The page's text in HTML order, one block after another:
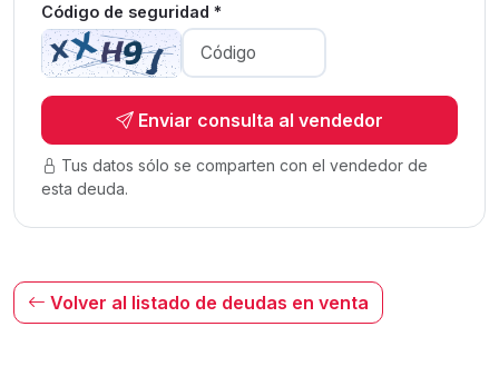
Código de seguridad *
Enviar consulta al vendedor
Tus datos sólo se comparten con el vendedor de
esta deuda.
Volver al listado de deudas en venta